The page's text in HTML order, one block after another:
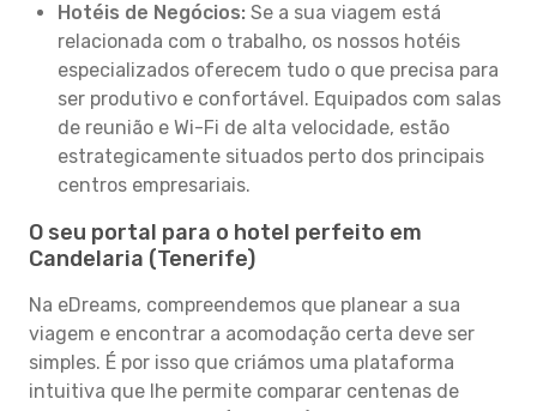
Hotéis de Negócios: Se a sua viagem está
relacionada com o trabalho, os nossos hotéis
especializados oferecem tudo o que precisa para
ser produtivo e confortável. Equipados com salas
de reunião e Wi-Fi de alta velocidade, estão
estrategicamente situados perto dos principais
centros empresariais.
O seu portal para o hotel perfeito em
Candelaria (Tenerife)
Na eDreams, compreendemos que planear a sua
viagem e encontrar a acomodação certa deve ser
simples. É por isso que criámos uma plataforma
intuitiva que lhe permite comparar centenas de